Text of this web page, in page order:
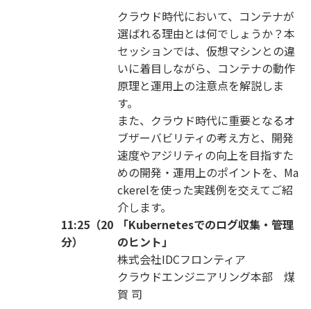
クラウド時代において、コンテナが
選ばれる理由とは何でしょうか？本
セッションでは、仮想マシンとの違
いに着目しながら、コンテナの動作
原理と運用上の注意点を解説しま
す。
また、クラウド時代に重要となるオ
ブザーバビリティの考え方と、開発
速度やアジリティの向上を目指すた
めの開発・運用上のポイントを、Ma
ckerelを使った実践例を交えてご紹
介します。
11:25（20
分）
「Kubernetesでのログ収集・管理
のヒント」
株式会社IDCフロンティア
クラウドエンジニアリング本部 煤
賀 司